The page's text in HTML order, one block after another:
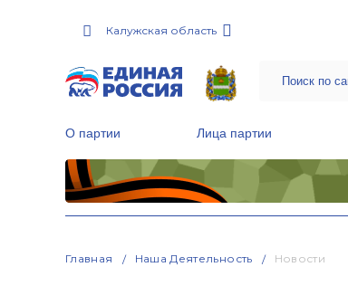
Калужская область
О партии Лица партии
Главная Наша Деятельность Новости